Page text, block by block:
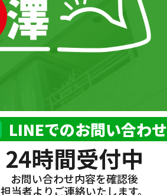
LINEでのお問い合わせ
24時間受付中
お問い合わせ内容を確認後
担当者よりご連絡いたします。